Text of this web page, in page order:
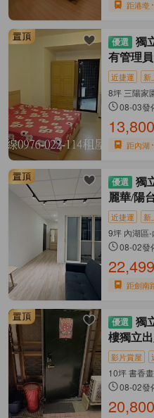
距港墘
獨
有管理
近捷運 新
8坪 三陽家
08-03發
13,800
距內湖
獨
麗華/陽
近捷運 新
9坪 內湖區
08-02發
22,499
距劍南
獨
樓獨立
影片賞屋
10坪 書香
08-02發
20,800